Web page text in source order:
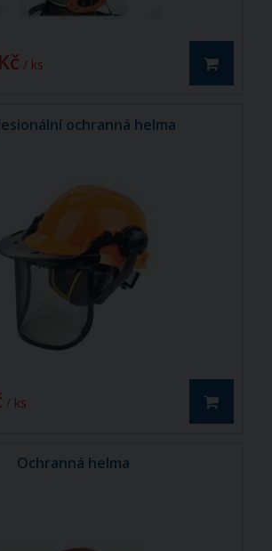
/ ks
ochranná helma
/ ks
Ochranná helma